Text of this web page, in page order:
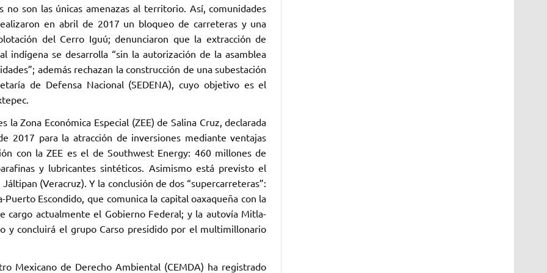
no son las únicas amenazas al territorio. Así, comunidades
en abril de 2017 un bloqueo de carreteras y una
del Cerro Iguú; denunciaron que la extracción de
indígena se desarrolla “sin la autorización de la asamblea
además rechazan la construcción de una subestación
de Defensa Nacional (SEDENA), cuyo objetivo es el
Zona Económica Especial (ZEE) de Salina Cruz, declarada
2017 para la atracción de inversiones mediante ventajas
con la ZEE es el de Southwest Energy: 460 millones de
y lubricantes sintéticos. Asimismo está previsto el
(Veracruz). Y la conclusión de dos “supercarreteras”:
Escondido, que comunica la capital oaxaqueña con la
cargo actualmente el Gobierno Federal; y la autovía Mitla-
y concluirá el grupo Carso presidido por el multimillonario
Mexicano de Derecho Ambiental (CEMDA) ha registrado